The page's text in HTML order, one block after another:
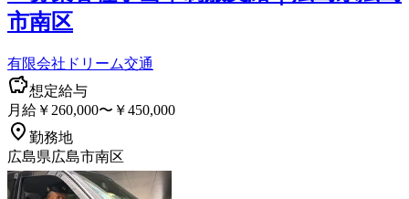
市南区
有限会社ドリーム交通
想定給与
月給￥260,000〜￥450,000
勤務地
広島県広島市南区